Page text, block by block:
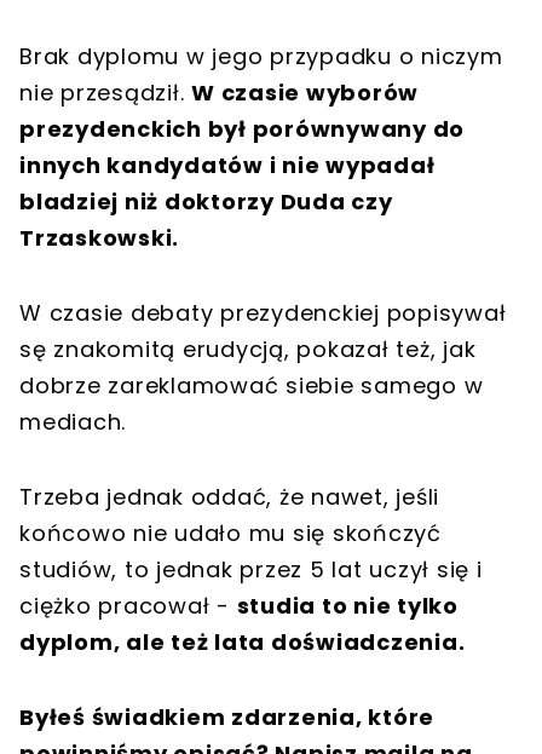
Brak dyplomu w jego przypadku o niczym
nie przesądził. W czasie wyborów
prezydenckich był porównywany do
innych kandydatów i nie wypadał
bladziej niż doktorzy Duda czy
Trzaskowski.
W czasie debaty prezydenckiej popisywał
sę znakomitą erudycją, pokazał też, jak
dobrze zareklamować siebie samego w
mediach.
Trzeba jednak oddać, że nawet, jeśli
końcowo nie udało mu się skończyć
studiów, to jednak przez 5 lat uczył się i
ciężko pracował - studia to nie tylko
dyplom, ale też lata doświadczenia.
Byłeś świadkiem zdarzenia, które